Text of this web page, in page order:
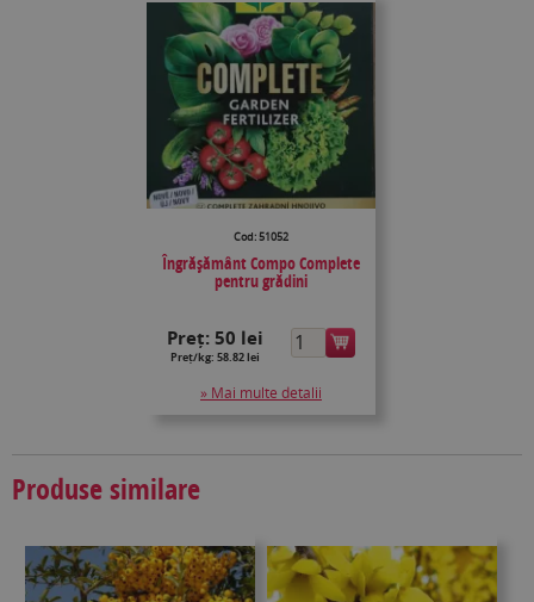
Cod: 51052
Îngrășământ Compo Complete
pentru grădini
Preț: 50 lei
Preț/kg: 58.82 lei
» Mai multe detalii
Produse similare